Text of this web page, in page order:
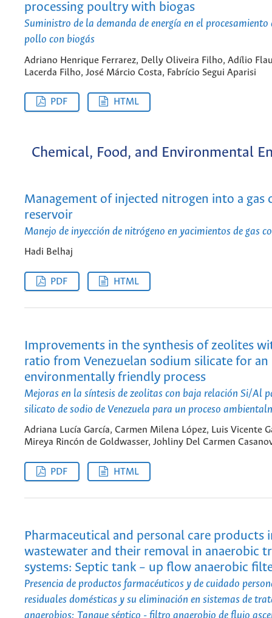
processing poultry with biogas
Suministro de la demanda de energía en el procesamiento
pollo con biogás
Adriano Henrique Ferrarez, Delly Oliveira Filho, Adílio
Lacerda Filho, José Márcio Costa, Fabrício Segui Aparisi
PDF HTML
Chemical, Food, and Environmental
Management of injected nitrogen into a gas
reservoir
Manejo de inyección de nitrógeno en yacimientos de gas
Hadi Belhaj
PDF HTML
Improvements in the synthesis of zeolites
ratio from Venezuelan sodium silicate for an
environmentally friendly process
Mejoras en la síntesis de zeolitas con baja relación Si/Al
silicato de sodio de Venezuela para un proceso
Adriana Lucía García, Carmen Milena López, Luis Vicente
Mireya Rincón de Goldwasser, Johliny Del Carmen
PDF HTML
Pharmaceutical and personal care products
wastewater and their removal in anaerobic
systems: Septic tank – up flow anaerobic
Presencia de productos farmacéuticos y de cuidado
residuales domésticas y su eliminación en sistemas de
anaerobios: Tanque séptico - filtro anaerobio de flujo